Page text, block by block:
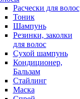
Расчески для волос
Тоник
Шампунь
Резинки, заколки
для волос
Сухой шампунь
Кондиционер,
Бальзам
Стайлинг
Маска